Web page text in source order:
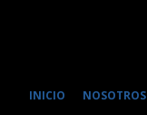
INICIO NOSOTROS